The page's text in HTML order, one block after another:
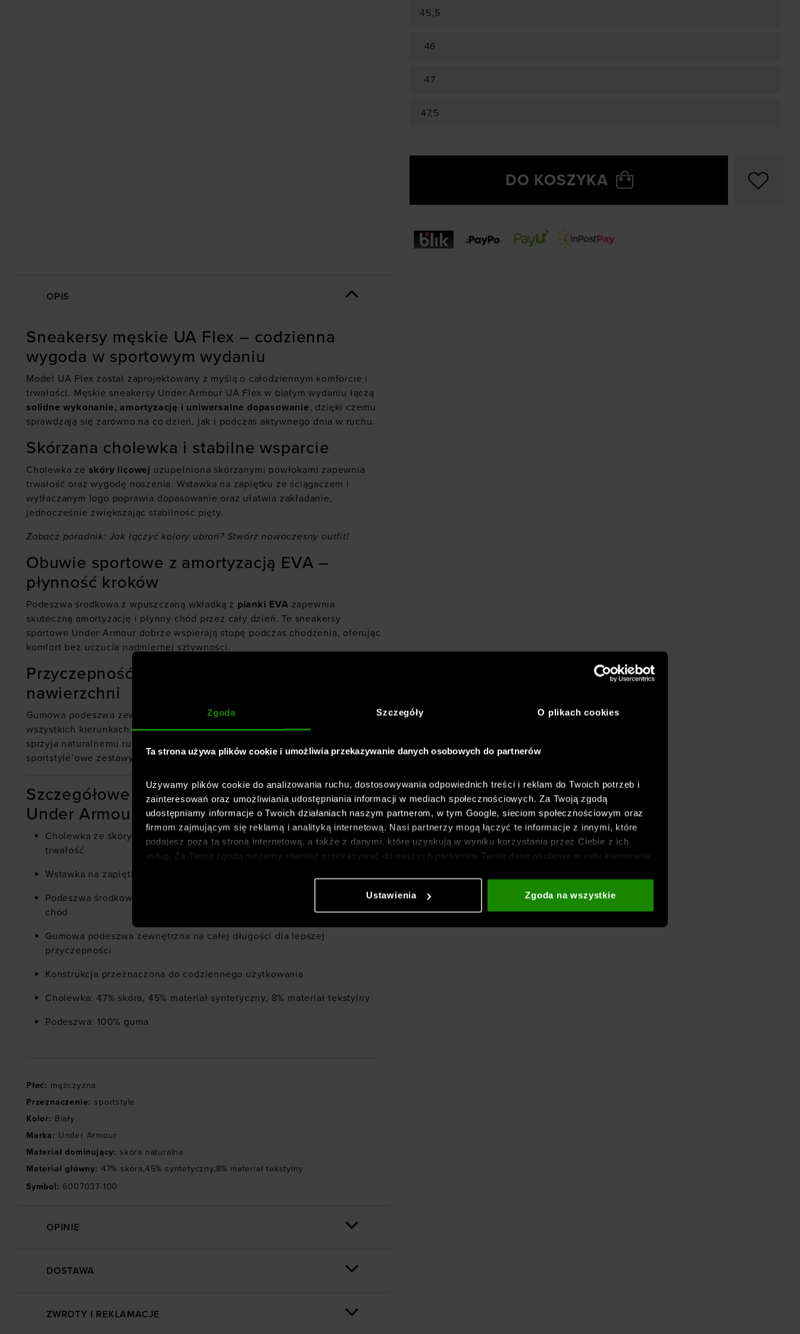
Zgoda Szczegóły O plikach cookies
Ta strona używa plików cookie i umożliwia przekazywanie danych osobowych do partnerów
Używamy plików cookie do analizowania ruchu, dostosowywania odpowiednich treści i reklam do Twoich potrzeb i
zainteresowań oraz umożliwiania udostępniania informacji w mediach społecznościowych. Za Twoją zgodą
udostępniamy informacje o Twoich działaniach naszym partnerom, w tym Google, sieciom społecznościowym oraz
firmom zajmującym się reklamą i analityką internetową. Nasi partnerzy mogą łączyć te informacje z innymi, które
podajesz poza tą stroną internetową, a także z danymi, które uzyskują w wyniku korzystania przez Ciebie z ich
usług. Za Twoją zgodą możemy również przekazywać do naszych partnerów Twoje dane osobowe w celu kierowania
społecznościowych). Szczegółowe informacje znajdziesz w naszej
Polityce prywatnościoraz sekcji „Szczegóły”
Ustawienia Zgoda na wszystkie
45,5
46
47
47,5
DO KOSZYKA
OPIS
Sneakersy męskie UA Flex – codzienna
wygoda w sportowym wydaniu
Model UA Flex został zaprojektowany z myślą o całodziennym komforcie i
trwałości. Męskie sneakersy Under Armour UA Flex w białym wydaniu łączą
solidne wykonanie, amortyzację i uniwersalne dopasowanie, dzięki czemu
sprawdzają się zarówno na co dzień, jak i podczas aktywnego dnia w ruchu.
Skórzana cholewka i stabilne wsparcie
Cholewka ze skóry licowej uzupełniona skórzanymi powłokami zapewnia
trwałość oraz wygodę noszenia. Wstawka na zapiętku ze ściągaczem i
wytłaczanym logo poprawia dopasowanie oraz ułatwia zakładanie,
jednocześnie zwiększając stabilność pięty.
Zobacz poradnik: Jak łączyć kolory ubrań? Stwórz nowoczesny outfit!
Obuwie sportowe z amortyzacją EVA –
płynność kroków
Podeszwa środkowa z wpuszczaną wkładką z pianki EVA zapewnia
skuteczną amortyzację i płynny chód przez cały dzień. Te sneakersy
sportowe Under Armour dobrze wspierają stopę podczas chodzenia, oferując
komfort bez uczucia nadmiernej sztywności.
Przyczepność i trwałość na każdej
nawierzchni
Gumowa podeszwa zewnętrzna na całej długości zwiększa przyczepność we
wszystkich kierunkach i poprawia odporność na zużycie. Niska konstrukcja
sprzyja naturalnemu ruchowi stopy, a całość dobrze wpisuje się w
sportstyle’owe zestawy.
Szczegółowe cechy produktu sneakersy
Under Armour UA Flex białe:
Cholewka ze skóry licowej ze skórzanymi powłokami zwiększającymi
trwałość
Wstawka na zapiętku ze ściągaczem i wytłaczanym logo
Podeszwa środkowa z pianki EVA zapewniająca amortyzację i płynny
chód
Gumowa podeszwa zewnętrzna na całej długości dla lepszej
przyczepności
Konstrukcja przeznaczona do codziennego użytkowania
Cholewka: 47% skóra, 45% materiał syntetyczny, 8% materiał tekstylny
Podeszwa: 100% guma
Płeć: mężczyzna
Przeznaczenie: sportstyle
Kolor: Biały
Marka: Under Armour
Materiał dominujący: skóra naturalna
Materiał główny: 47% skóra,45% syntetyczny,8% materiał tekstylny
Symbol: 6007037-100
OPINIE
DOSTAWA
ZWROTY I REKLAMACJE